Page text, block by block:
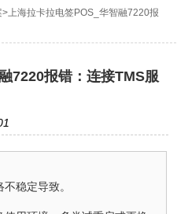
>上海拉卡拉电签POS_华智融7220报
7220报错：连接TMS服
稳定导致。